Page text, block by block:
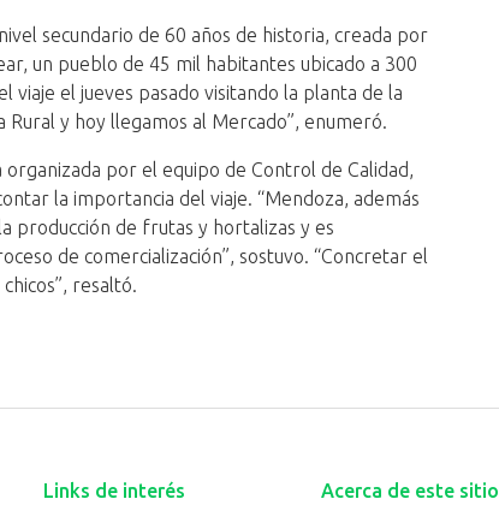
secundario de 60 años de historia, creada por
un pueblo de 45 mil habitantes ubicado a 300
viaje el jueves pasado visitando la planta de la
y hoy llegamos al Mercado”, enumeró.
por el equipo de Control de Calidad,
la importancia del viaje. “Mendoza, además
producción de frutas y hortalizas y es
de comercialización”, sostuvo. “Concretar el
resaltó.
Links de interés Acerca de este sitio